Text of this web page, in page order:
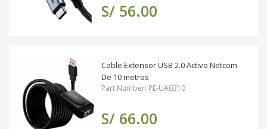
S/ 56.00
Cable Extensor USB 2.0 Activo Netcom
De 10 metros
Part Number: PE-UA0310
S/ 66.00